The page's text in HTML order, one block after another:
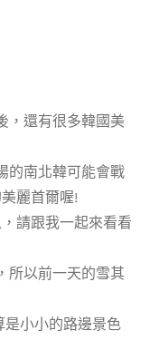
，還有很多韓國美
的南北韓可能會戰
麗首爾喔!
請跟我一起來看看
所以前一天的雪其
是小小的路邊景色